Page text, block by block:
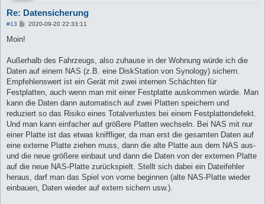
Re: Datensicherung
#13
B
a
2020-09-20 22:33:11
Moin!
Außerhalb des Fahrzeugs, also zuhause in der Wohnung würde ich die
Daten auf einem NAS (z.B. eine DiskStation von Synology) sichern.
Empfehlenswert ist ein Gerät mit zwei internen Schächten für
Festplatten, auch wenn man mit einer Festplatte auskommen würde. Man
kann die Daten dann automatisch auf zwei Platten speichern und
reduziert so das Risiko eines Totalverlustes bei einem Festplattendefekt.
Und man kann einfacher auf größere Platten wechseln. Bei NAS mit nur
einer Platte ist das etwas kniffliger, da man erst die gesamten Daten auf
eine externe Platte ziehen muss, dann die alte Platte aus dem NAS aus-
und die neue größere einbaut und dann die Daten von der externen Platte
auf die neue NAS-Platte zurückspielt. Stellt sich dabei ein Dateifehler
heraus, darf man das Spiel von vorne beginnen (alte NAS-Platte wieder
einbauen, Daten wieder auf extern sichern usw.).